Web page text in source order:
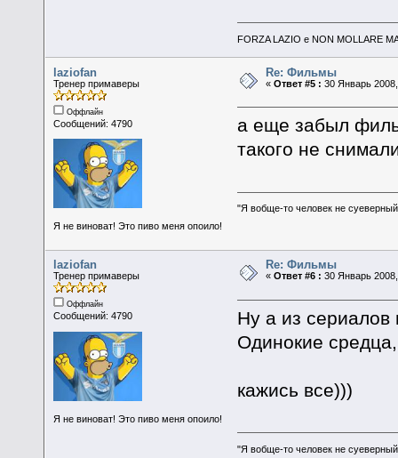
FORZA LAZIO e NON MOLLARE
laziofan
Тренер примаверы
Оффлайн
Сообщений: 4790
Я не виноват! Это пиво меня опоило!
Re: Фильмы
«Ответ #5 : 30 Январь
а еще забыл
такого не
"Я вобще-то человек не
laziofan
Тренер примаверы
Оффлайн
Сообщений: 4790
Я не виноват! Это пиво меня опоило!
Re: Фильмы
«Ответ #6 : 30 Январь
Ну а из сериалов
Одинокие
кажись все)))
"Я вобще-то человек не